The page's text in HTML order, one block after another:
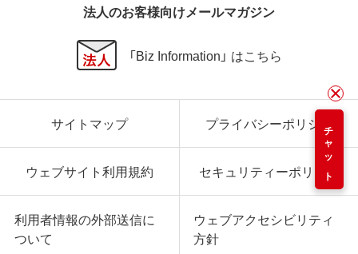
チャット
法人のお客様向けメールマガジン
「Biz Information」 はこちら
サイトマップ プライバシーポリシー
ウェブサイト利用規約 セキュリティーポリシー
利用者情報の外部送信に
ついて
ウェブアクセシビリティ
方針